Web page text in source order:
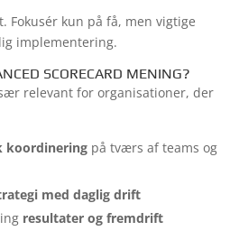
Fokusér kun på få, men vigtige
implementering.
SCORECARD MENING?
relevant for organisationer, der
koordinering på tværs af teams og
med daglig drift
resultater og fremdrift